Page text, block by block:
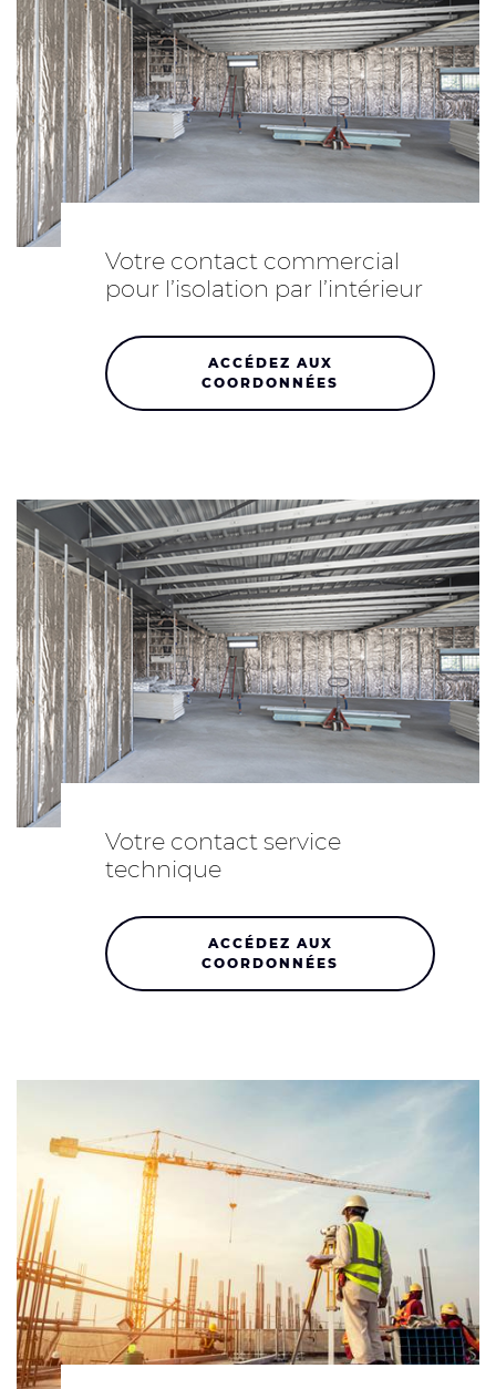
Votre contact commercial
pour l’isolation par l’intérieur
ACCÉDEZ AUX
COORDONNÉES
Votre contact service
technique
ACCÉDEZ AUX
COORDONNÉES